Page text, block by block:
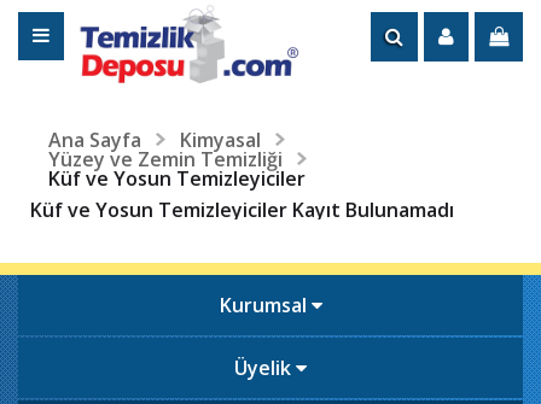
Ana Sayfa Kimyasal
Yüzey ve Zemin Temizliği
Küf ve Yosun Temizleyiciler
Küf ve Yosun Temizleyiciler Kayıt Bulunamadı
Kurumsal
Üyelik